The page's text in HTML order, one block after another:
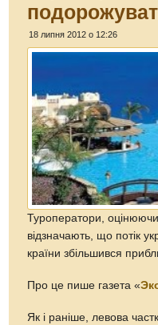
18 липня 2012 о 12:26
Туроператори, оцінюючи
відзначають, що потік
країни збільшився
Про це пише газета «
Як і раніше, левова